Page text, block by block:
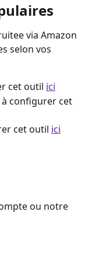
via Amazon
selon vos
cet outil ici
configurer cet
cet outil ici
ou notre